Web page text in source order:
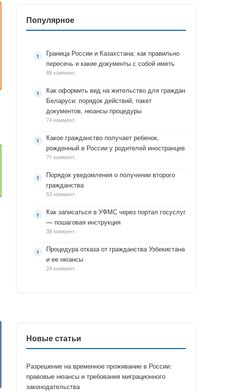
Популярное
Граница России и Казахстана: как правильно
пересечь и какие документы с собой иметь
88 коммент.
Как оформить вид на жительство для граждан
Беларуси: порядок действий, пакет
документов, нюансы процедуры
74 коммент.
Какое гражданство получает ребенок,
рожденный в России у родителей иностранцев
71 коммент.
Порядок уведомления о получении второго
гражданства
53 коммент.
Как записаться в УФМС через портал госуслуг
— пошаговая инструкция
38 коммент.
Процедура отказа от гражданства Узбекистана
и ее нюансы
24 коммент.
Новые статьи
Разрешение на временное проживание в России:
правовые нюансы и требования миграционного
законодательства